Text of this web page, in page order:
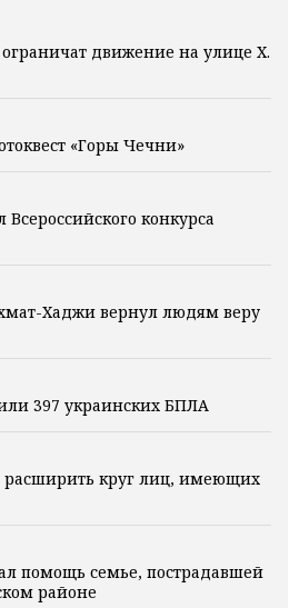
движение на улице Х.
«Горы Чечни»
конкурса
Хаджи вернул людям веру
397 украинских БПЛА
круг лиц, имеющих
помощь семье, пострадавшей
районе